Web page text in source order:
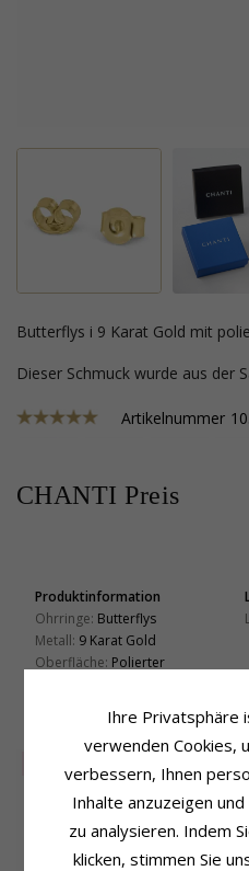
Butterflys i 9 Karat Gold mit
Dieser Schmuck wurde aus der
Artikelnummer
CHANTI Preis
Produktinformation
Ohrringe: Butterflys
Metall: 9 Karat Gold
Oberfläche: Polierter
Ihre Privatsphäre
verwenden Cookies,
verbessern, Ihnen
Inhalte anzuzeigen
zu analysieren. Indem
klicken, stimmen Sie